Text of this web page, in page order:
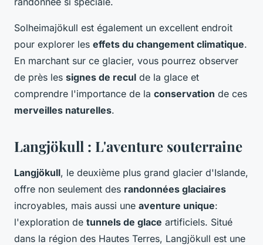
Solheimajökull est également un excellent endroit
pour explorer les effets du changement climatique.
En marchant sur ce glacier, vous pourrez observer
de près les signes de recul de la glace et
comprendre l'importance de la conservation de ces
merveilles naturelles.
Langjökull : L'aventure souterraine
Langjökull, le deuxième plus grand glacier d'Islande,
offre non seulement des randonnées glaciaires
incroyables, mais aussi une aventure unique:
l'exploration de tunnels de glace artificiels. Situé
dans la région des Hautes Terres, Langjökull est une